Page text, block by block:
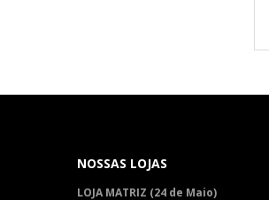
NOSSAS LOJAS
LOJA MATRIZ (24 de Maio)